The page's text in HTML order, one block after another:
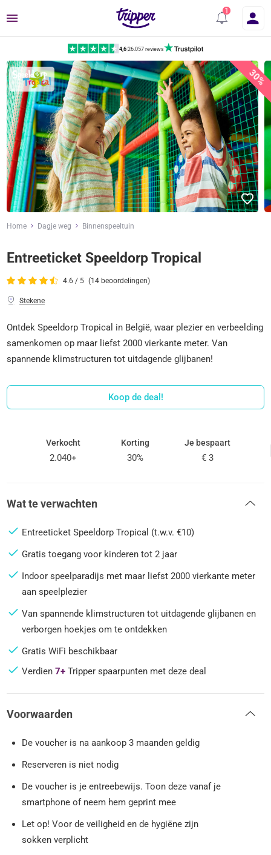
Menu
4,6|26.057 reviews
30%
Home Dagje weg Binnenspeeltuin
Entreeticket Speeldorp Tropical
4.6 / 5 (14 beoordelingen)
Stekene
Ontdek Speeldorp Tropical in België, waar plezier en verbeelding
samenkomen op maar liefst 2000 vierkante meter. Van
spannende klimstructuren tot uitdagende glijbanen!
Koop de deal!
Verkocht
2.040+
Korting
30%
Je bespaart
€ 3
Wat te verwachten
Entreeticket Speeldorp Tropical (t.w.v. €10)
Gratis toegang voor kinderen tot 2 jaar
Indoor speelparadijs met maar liefst 2000 vierkante meter
aan speelplezier
Van spannende klimstructuren tot uitdagende glijbanen en
verborgen hoekjes om te ontdekken
Gratis WiFi beschikbaar
Verdien7+ Tripper spaarpunten met deze deal
Voorwaarden
De voucher is na aankoop 3 maanden geldig
Reserveren is niet nodig
De voucher is je entreebewijs. Toon deze vanaf je
smartphone of neem hem geprint mee
Let op! Voor de veiligheid en de hygiëne zijn
sokken verplicht